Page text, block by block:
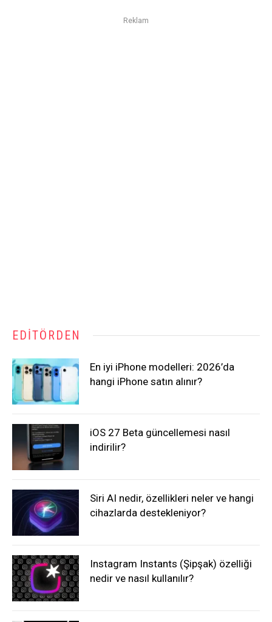
Reklam
EDITÖRDEN
En iyi iPhone modelleri: 2026’da
hangi iPhone satın alınır?
iOS 27 Beta güncellemesi nasıl
indirilir?
Siri AI nedir, özellikleri neler ve hangi
cihazlarda destekleniyor?
Instagram Instants (Şipşak) özelliği
nedir ve nasıl kullanılır?